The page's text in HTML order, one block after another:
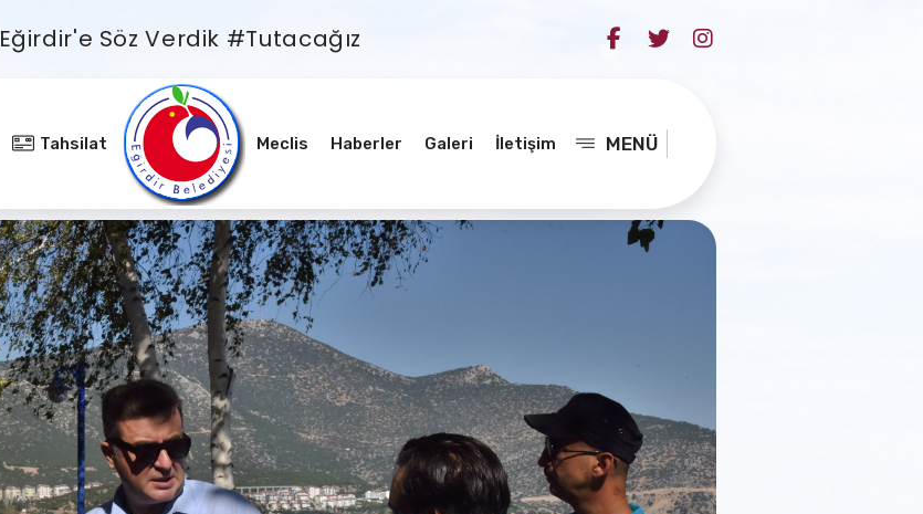
Eğirdir'e Söz Verdik #Tutacağız
Tahsilat Meclis Haberler Galeri İletişim MENÜ